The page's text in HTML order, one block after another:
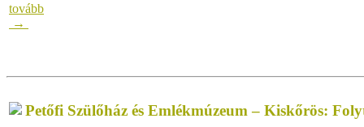
tovább
→
Petőfi Szülőház és Emlékmúzeum – Kiskőrös: